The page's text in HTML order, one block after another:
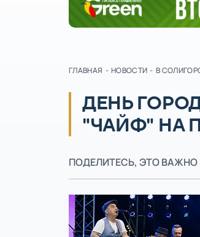
ГЛАВНАЯ - НОВОСТИ - В
ДЕНЬ
"ЧАЙФ" НА
ПОДЕЛИТЕСЬ, ЭТО ВАЖНО